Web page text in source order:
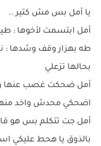
يا أمل بس مش كتير ..
أمل ابتسمت لأخوها :
طه بهزار وقف وشدها :
بحالها تزعلي
أمل ضحكت غصب عنها
اضحكي محدش واخد
أمل جت تتكلم بس هو
بالذوق يا هحط عليكي